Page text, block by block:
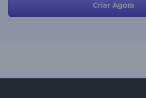
Criar Agora